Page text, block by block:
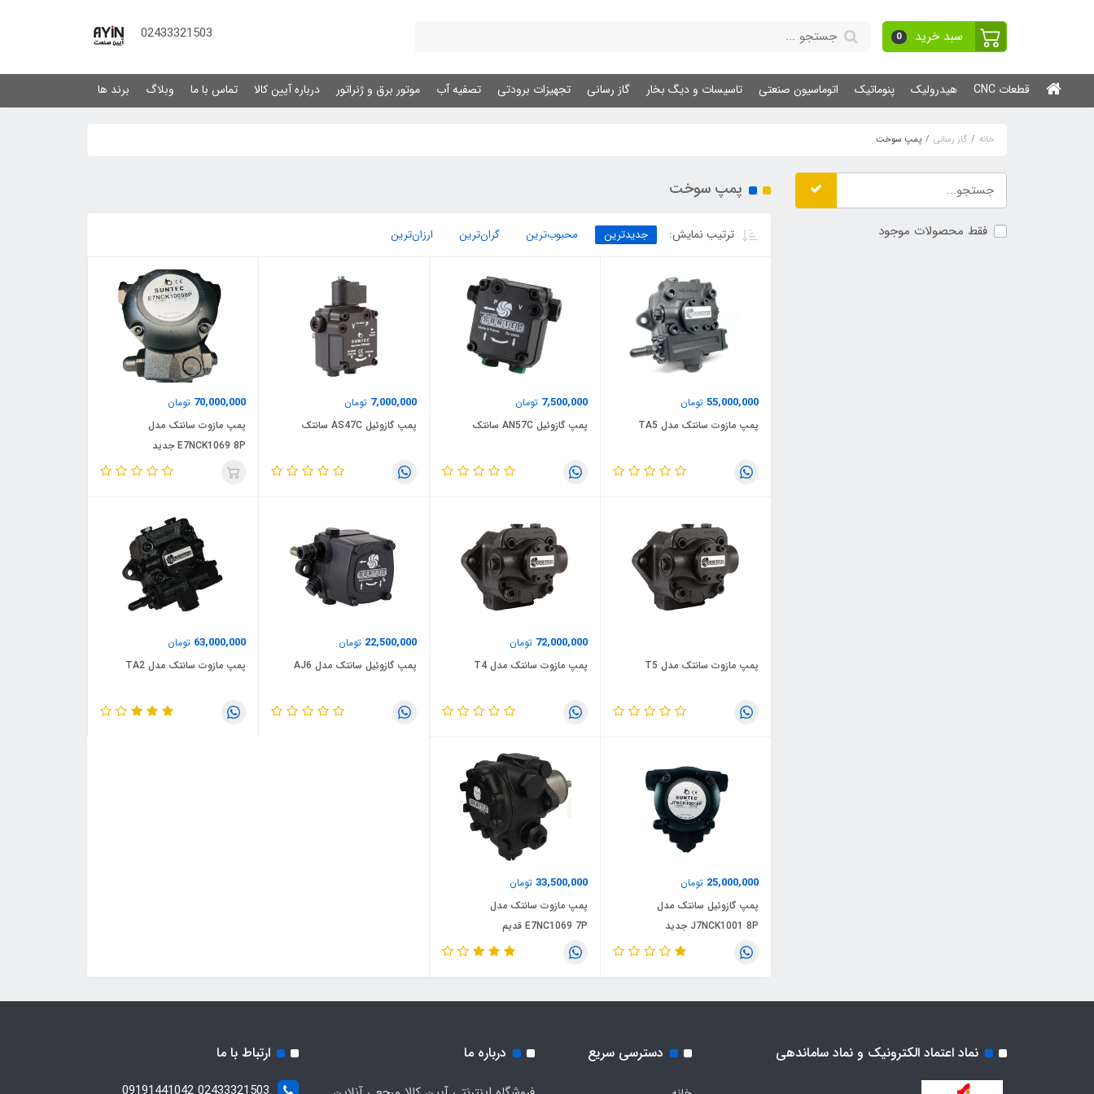
سبد خرید 0
02433321503
قطعات CNC هیدرولیک پنوماتیک اتوماسیون صنعتی تاسیسات و دیگ بخار گاز رسانی تجهیزات برودتی تصفیه آب موتور برق و ژنراتور درباره آیین کالا تماس با ما وبلاگ برند ها
خانه گاز رسانی پمپ سوخت
فقط محصولات موجود
پمپ سوخت
ترتیب نمایش: جدیدترین محبوب‌ترین گران‌ترین ارزان‌ترین
55,000,000 تومان
پمپ مازوت سانتک مدل TA5
7,500,000 تومان
پمپ گازوئیل AN57C سانتک
7,000,000 تومان
پمپ گازوئیل AS47C سانتک
70,000,000 تومان
پمپ مازوت سانتک مدل
E7NCK1069 8P جدید
پمپ مازوت سانتک مدل T5
72,000,000 تومان
پمپ مازوت سانتک مدل T4
22,500,000 تومان
پمپ گازوئیل سانتک مدل AJ6
63,000,000 تومان
پمپ مازوت سانتک مدل TA2
25,000,000 تومان
پمپ گازوئیل سانتک مدل
J7NCK1001 8P جدید
33,500,000 تومان
پمپ مازوت سانتک مدل
E7NC1069 7P قدیم
نماد اعتماد الکترونیک و نماد ساماندهی دسترسی سریع درباره ما ارتباط با ما